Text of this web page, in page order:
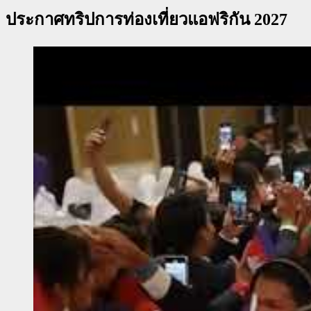
ประกาศทริปการท่องเที่ยวแอฟริกัน 2027